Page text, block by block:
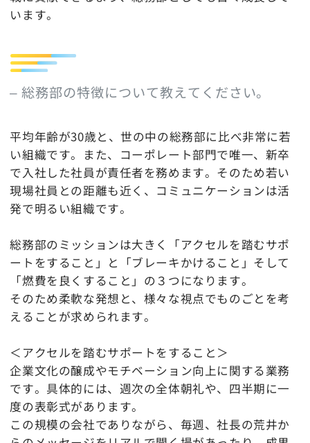
います。
– 総務部の特徴について教えてください。
平均年齢が30歳と、世の中の総務部に比べ非常に若
い組織です。また、コーポレート部門で唯一、新卒
で入社した社員が責任者を務めます。そのため若い
現場社員との距離も近く、コミュニケーションは活
発で明るい組織です。
総務部のミッションは大きく「アクセルを踏むサポ
ートをすること」と「ブレーキかけること」そして
「燃費を良くすること」の３つになります。
そのため柔軟な発想と、様々な視点でものごとを考
えることが求められます。
＜アクセルを踏むサポートをすること＞
企業文化の醸成やモチベーション向上に関する業務
です。具体的には、週次の全体朝礼や、四半期に一
度の表彰式があります。
この規模の会社でありながら、毎週、社長の荒井か